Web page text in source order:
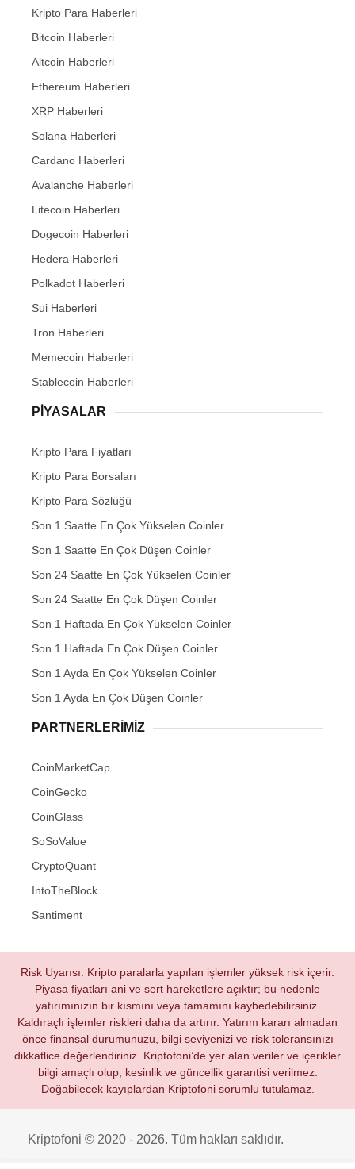
Kripto Para Haberleri
Bitcoin Haberleri
Altcoin Haberleri
Ethereum Haberleri
XRP Haberleri
Solana Haberleri
Cardano Haberleri
Avalanche Haberleri
Litecoin Haberleri
Dogecoin Haberleri
Hedera Haberleri
Polkadot Haberleri
Sui Haberleri
Tron Haberleri
Memecoin Haberleri
Stablecoin Haberleri
PIYASALAR
Kripto Para Fiyatları
Kripto Para Borsaları
Kripto Para Sözlüğü
Son 1 Saatte En Çok Yükselen Coinler
Son 1 Saatte En Çok Düşen Coinler
Son 24 Saatte En Çok Yükselen Coinler
Son 24 Saatte En Çok Düşen Coinler
Son 1 Haftada En Çok Yükselen Coinler
Son 1 Haftada En Çok Düşen Coinler
Son 1 Ayda En Çok Yükselen Coinler
Son 1 Ayda En Çok Düşen Coinler
PARTNERLERIMIZ
CoinMarketCap
CoinGecko
CoinGlass
SoSoValue
CryptoQuant
IntoTheBlock
Santiment
Risk Uyarısı: Kripto paralarla yapılan işlemler yüksek risk içerir.
Piyasa fiyatları ani ve sert hareketlere açıktır; bu nedenle
yatırımınızın bir kısmını veya tamamını kaybedebilirsiniz.
Kaldıraçlı işlemler riskleri daha da artırır. Yatırım kararı almadan
önce finansal durumunuzu, bilgi seviyenizi ve risk toleransınızı
dikkatlice değerlendiriniz. Kriptofoni’de yer alan veriler ve içerikler
bilgi amaçlı olup, kesinlik ve güncellik garantisi verilmez.
Doğabilecek kayıplardan Kriptofoni sorumlu tutulamaz.
Kriptofoni © 2020 - 2026. Tüm hakları saklıdır.